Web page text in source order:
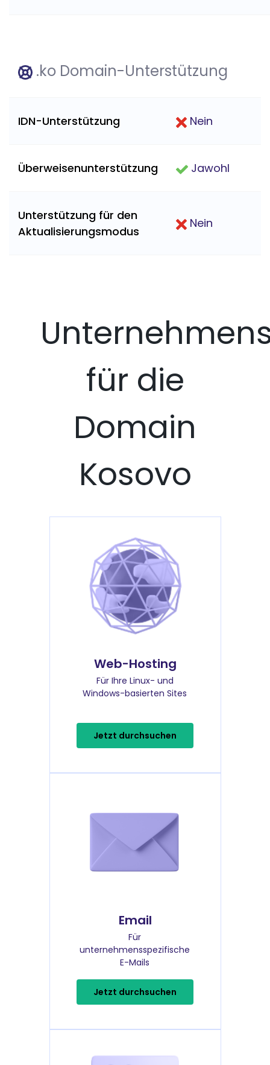
.ko Domain-Unterstützung
IDN-Unterstützung Nein
Überweisenunterstützung Jawohl
Unterstützung für den
Aktualisierungsmodus
Nein
für die
Domain
Kosovo
Web-Hosting
Für Ihre Linux- und
Windows-basierten Sites
Jetzt durchsuchen
Email
Für
unternehmensspezifische
E-Mails
Jetzt durchsuchen